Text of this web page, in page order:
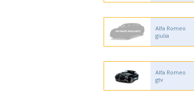
Alfa Romeo
giulia
Alfa Romeo
gtv